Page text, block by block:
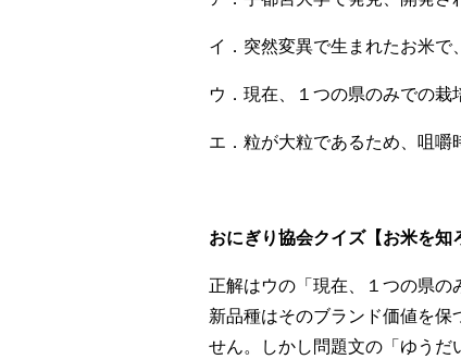
イ．突然変異で生まれたお米で
ウ．現在、１つの県のみでの栽
エ．粒が大粒であるため、咀嚼
おにぎり協会クイズ【お米を知
正解はウの「現在、１つの県
新品種はそのブランド価値を
せん。しかし問題文の「ゆう